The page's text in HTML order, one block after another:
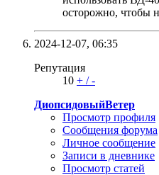
осторожно, чтобы
2024-12-07, 06:35
Репутация
10 + /-
ДиопсидовыйВетер
Просмотр профиля
Сообщения форума
Личное сообщение
Записи в дневнике
Просмотр статей